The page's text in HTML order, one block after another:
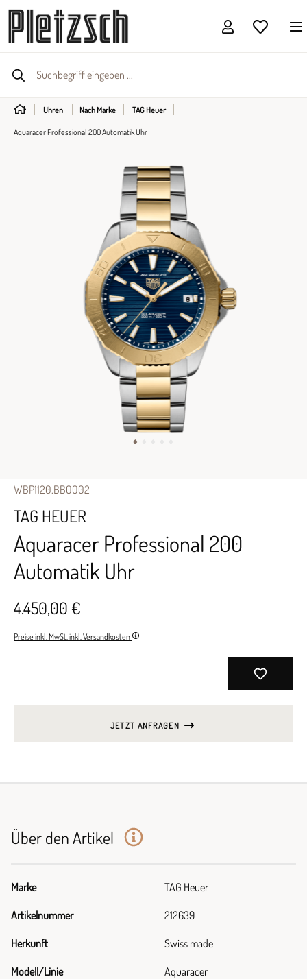
Uhren Nach Marke TAG Heuer
Aquaracer Professional 200 Automatik Uhr
WBP1120.BB0002
TAG HEUER
Aquaracer Professional 200
Automatik Uhr
4.450,00 €
Preise inkl. MwSt. inkl. Versandkosten
JETZT ANFRAGEN
Über den Artikel
Marke TAG Heuer
Artikelnummer 212639
Herkunft Swiss made
Modell/Linie Aquaracer